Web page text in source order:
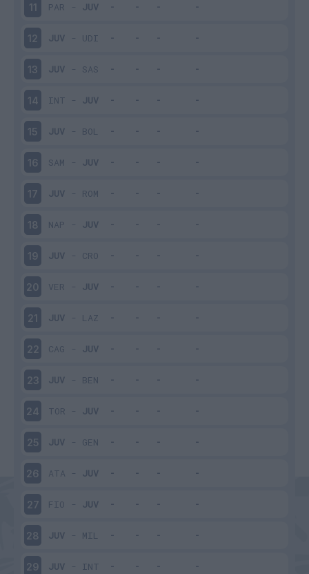
11 PAR - JUV
12 JUV - UDI
13 JUV - SAS
14 INT - JUV
15 JUV - BOL
16 SAM - JUV
17 JUV - ROM
18 NAP - JUV
19 JUV - CRO
20 VER - JUV
21 JUV - LAZ
22 CAG - JUV
23 JUV - BEN
24 TOR - JUV
25 JUV - GEN
26 ATA - JUV
27 FIO - JUV
28 JUV - MIL
29 JUV - INT